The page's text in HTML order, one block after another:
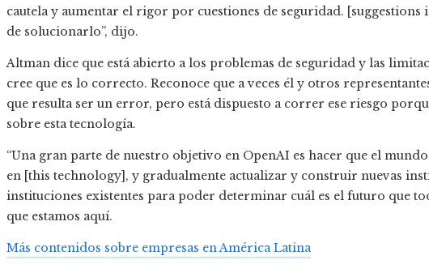
cautela y aumentar el rigor por cuestiones de seguridad.
de solucionarlo”, dijo.
Altman dice que está abierto a los problemas de seguridad y las
cree que es lo correcto. Reconoce que a veces él y otros
que resulta ser un error, pero está dispuesto a correr ese riesgo
sobre esta tecnología.
“Una gran parte de nuestro objetivo en OpenAI es hacer que el
en [this technology], y gradualmente actualizar y construir nuevas
instituciones existentes para poder determinar cuál es el futuro que
que estamos aquí.
Más contenidos sobre empresas en América Latina